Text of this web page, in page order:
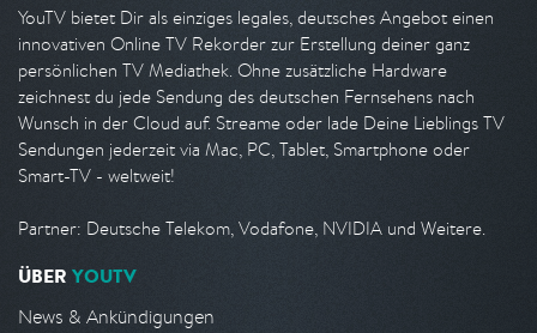
YouTV bietet Dir als einziges legales, deutsches Angebot einen
innovativen Online TV Rekorder zur Erstellung deiner ganz
persönlichen TV Mediathek. Ohne zusätzliche Hardware
zeichnest du jede Sendung des deutschen Fernsehens nach
Wunsch in der Cloud auf. Streame oder lade Deine Lieblings TV
Sendungen jederzeit via Mac, PC, Tablet, Smartphone oder
Smart-TV - weltweit!
Partner: Deutsche Telekom, Vodafone, NVIDIA und Weitere.
ÜBER YOUTV
News & Ankündigungen